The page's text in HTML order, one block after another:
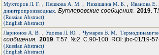
Мухторов Л. Г. , Пешкова А. М. , Никишина М. Б. , Иванова Е.
динитропроизводных. Бутлеровские сообщения. 2019.
(Russian Abstract)
(English Abstract)
Ларионов А. В. , Удоева Л. Ю. , Чумарев В. М.
сообщения. 2019. Т.57. №2. С.90-100. ROI: jbc-01/19-
(Russian Abstract)
(English Abstract)